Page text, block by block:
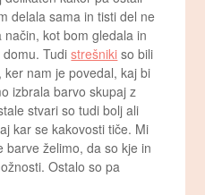
delala sama in tisti del ne
kot bom gledala in
domu. Tudistrešniki so bili
nam je povedal, kaj bi
izbrala barvo skupaj z
stvari so tudi bolj ali
kar se kakovosti tiče. Mi
barve želimo, da so kje in
Ostalo so pa